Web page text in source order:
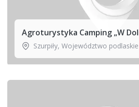
Agroturystyka Camping „W
Szurpiły, Województwo podlaskie